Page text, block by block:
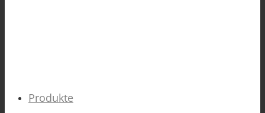
Produkte